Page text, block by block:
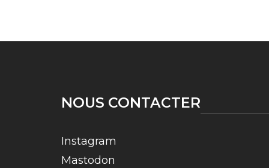
NOUS CONTACTER
Instagram
Mastodon